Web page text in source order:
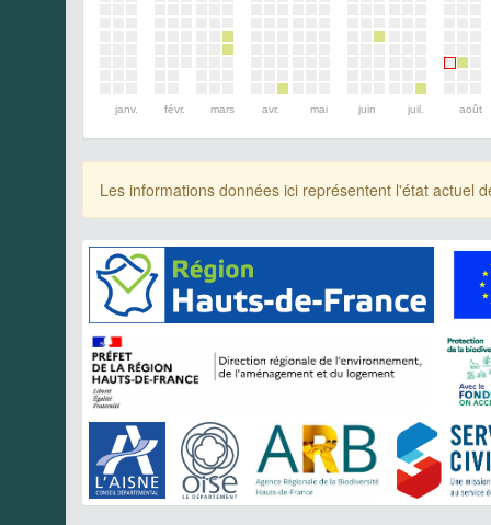
janv. févr. mars avr. mai juin juil. août
Les informations données ici représentent l'état actuel